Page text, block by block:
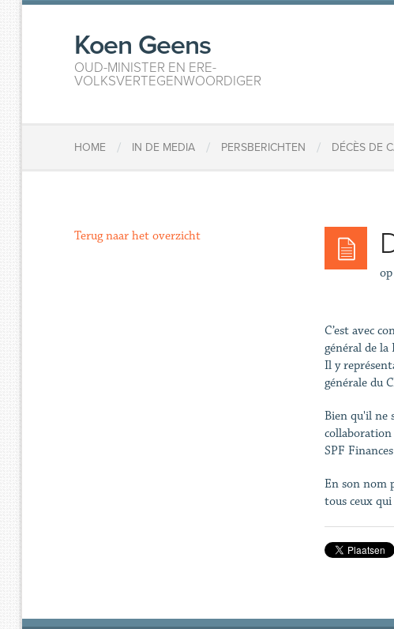
Koen Geens
OUD-MINISTER EN ERE-
VOLKSVERTEGENWOORDIGER
HOME / IN DE MEDIA / PERSBERICHTEN / DÉCÈS DE
op
C’est avec
général de
Il y
générale du
Bien qu'il ne
collaboration
SPF
En son nom
tous ceux qui
Terug naar het overzicht